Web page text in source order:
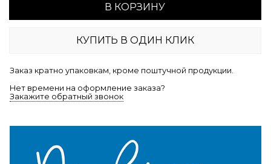
В КОРЗИНУ
КУПИТЬ В ОДИН КЛИК
Заказ кратно упаковкам, кроме поштучной продукции.
Нет времени на оформление заказа?
Закажите обратный звонок